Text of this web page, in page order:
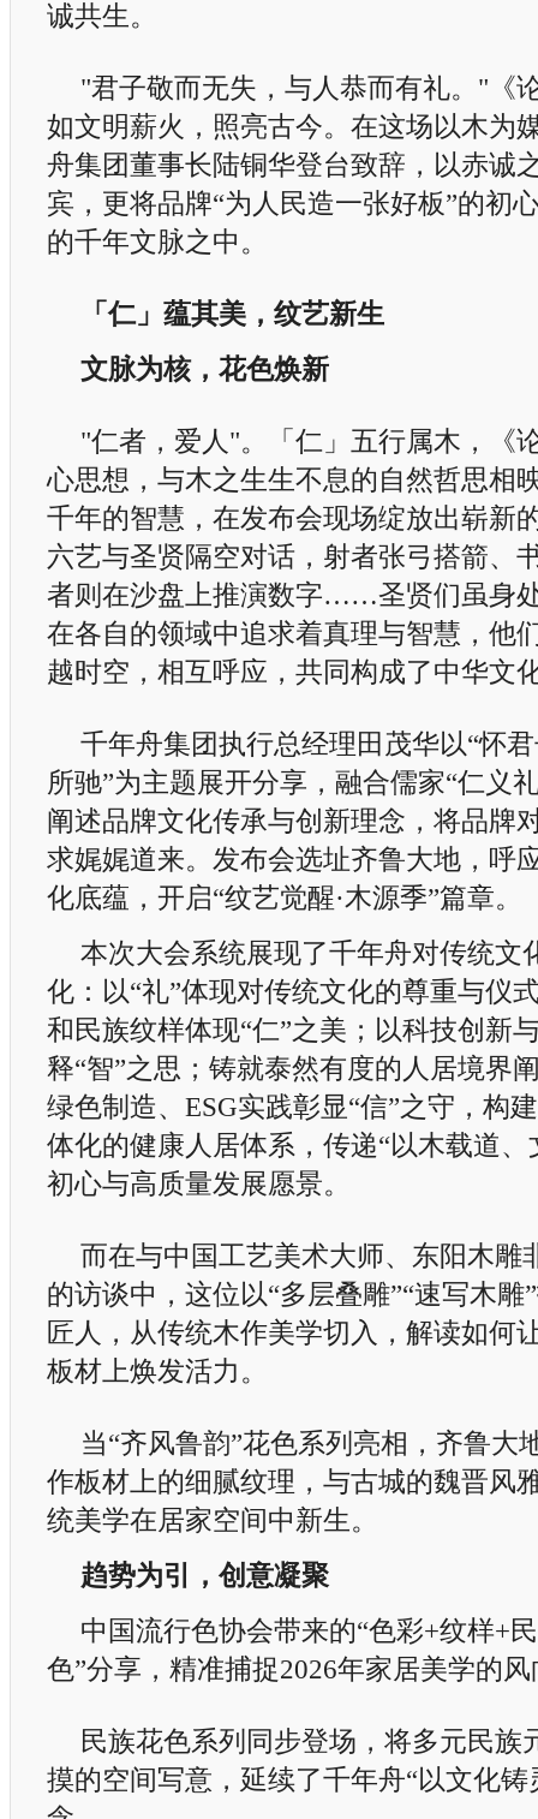
诚共生。
"君子敬而无失，与人恭而有礼。"《
如文明薪火，照亮古今。在这场以木为
舟集团董事长陆铜华登台致辞，以赤诚
宾，更将品牌“为人民造一张好板”的初
的千年文脉之中。
「仁」蕴其美，纹艺新生
文脉为核，花色焕新
"仁者，爱人"。「仁」五行属木，《
心思想，与木之生生不息的自然哲思相
千年的智慧，在发布会现场绽放出崭新
六艺与圣贤隔空对话，射者张弓搭箭、
者则在沙盘上推演数字……圣贤们虽身
在各自的领域中追求着真理与智慧，他
越时空，相互呼应，共同构成了中华文
千年舟集团执行总经理田茂华以“怀
所驰”为主题展开分享，融合儒家“仁义
阐述品牌文化传承与创新理念，将品牌
求娓娓道来。发布会选址齐鲁大地，呼
化底蕴，开启“纹艺觉醒·木源季”篇章。
本次大会系统展现了千年舟对传统文
化：以“礼”体现对传统文化的尊重与仪
和民族纹样体现“仁”之美；以科技创新
释“智”之思；铸就泰然有度的人居境界
绿色制造、ESG实践彰显“信”之守，构
体化的健康人居体系，传递“以木载道、
初心与高质量发展愿景。
而在与中国工艺美术大师、东阳木雕
的访谈中，这位以“多层叠雕”“速写木雕
匠人，从传统木作美学切入，解读如何
板材上焕发活力。
当“齐风鲁韵”花色系列亮相，齐鲁大
作板材上的细腻纹理，与古城的魏晋风
统美学在居家空间中新生。
趋势为引，创意凝聚
中国流行色协会带来的“色彩+纹样+
色”分享，精准捕捉2026年家居美学的
民族花色系列同步登场，将多元民族
摸的空间写意，延续了千年舟“以文化铸